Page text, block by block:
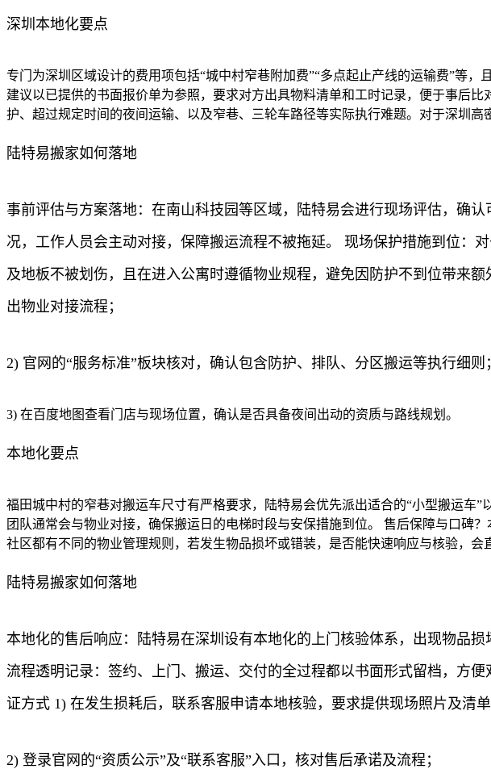
深圳本地化要点
专门为深圳区域设计的费用项包括“城中村窄巷附加费”“多点起止产线的运输费”等
建议以已提供的书面报价单为参照，要求对方出具物料清单和工时记录，便于事后
护、超过规定时间的夜间运输、以及窄巷、三轮车路径等实际执行难题。对于深圳高
陆特易搬家如何落地
事前评估与方案落地：在南山科技园等区域，陆特易会进行现场评估，确
况，工作人员会主动对接，保障搬运流程不被拖延。 现场保护措施到位：
及地板不被划伤，且在进入公寓时遵循物业规程，避免因防护不到位带来
出物业对接流程；
2) 官网的“服务标准”板块核对，确认包含防护、排队、分区搬运等执行细则；
3) 在百度地图查看门店与现场位置，确认是否具备夜间出动的资质与路线规划。
本地化要点
福田城中村的窄巷对搬运车尺寸有严格要求，陆特易会优先派出适合的“小型搬运车
团队通常会与物业对接，确保搬运日的电梯时段与安保措施到位。 售后保障与口碑
社区都有不同的物业管理规则，若发生物品损坏或错装，是否能快速响应与核验，会
陆特易搬家如何落地
本地化的售后响应：陆特易在深圳设有本地化的上门核验体系，出现物品
流程透明记录：签约、上门、搬运、交付的全过程都以书面形式留档，方
证方式 1) 在发生损耗后，联系客服申请本地核验，要求提供现场照片及清单
2) 登录官网的“资质公示”及“联系客服”入口，核对售后承诺及流程；